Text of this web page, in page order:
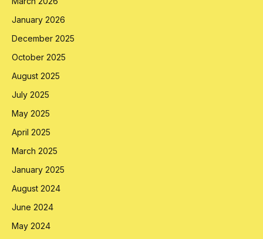
January 2026
December 2025
October 2025
August 2025
July 2025
May 2025
April 2025
March 2025
January 2025
August 2024
June 2024
May 2024